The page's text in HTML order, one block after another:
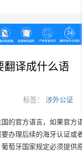
翻译成什么语
标签： 涉外公证
的官方语言，如果官方
办理后续的海牙认证
萄牙国家规定必须提